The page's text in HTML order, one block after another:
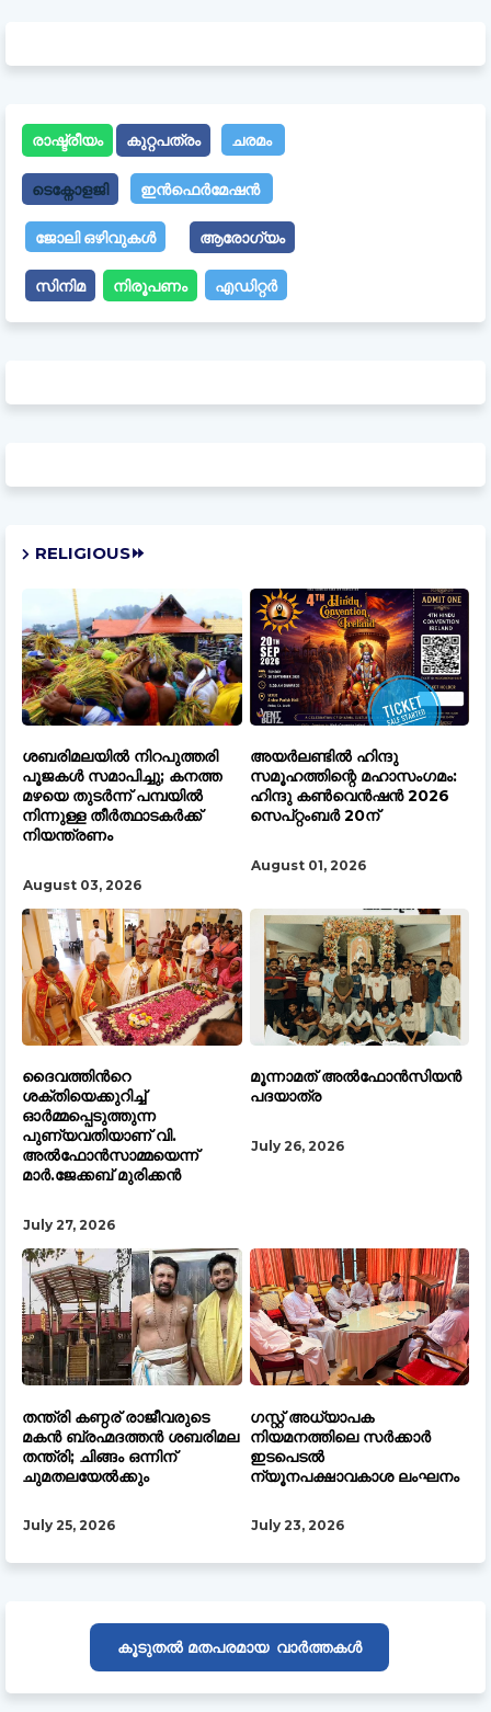
രാഷ്ട്രീയം കുറ്റപത്രം ചരമം
ടെക്നോളജി ഇൻഫെർമേഷൻ
ജോലി ഒഴിവുകൾ ആരോഗ്യം
സിനിമ നിരൂപണം എഡിറ്റർ
RELIGIOUS⏩
ശബരിമലയിൽ നിറപുത്തരി
പൂജകൾ സമാപിച്ചു; കനത്ത
മഴയെ തുടർന്ന് പമ്പയിൽ
നിന്നുള്ള തീർത്ഥാടകർക്ക്
നിയന്ത്രണം
August 03, 2026
അയർലണ്ടിൽ ഹിന്ദു
സമൂഹത്തിന്റെ മഹാസംഗമം:
ഹിന്ദു കൺവെൻഷൻ 2026
സെപ്റ്റംബർ 20ന്
August 01, 2026
ദൈവത്തിൻറെ
ശക്തിയെക്കുറിച്ച്
ഓർമ്മപ്പെടുത്തുന്ന
പുണ്യവതിയാണ് വി.
അൽഫോൻസാമ്മയെന്ന്
മാർ.ജേക്കബ് മുരിക്കൻ
July 27, 2026
മൂന്നാമത് അൽഫോൻസിയൻ
പദയാത്ര
July 26, 2026
തന്ത്രി കണ്ഠര് രാജീവരുടെ
മകൻ ബ്രഹ്മദത്തൻ ശബരിമല
തന്ത്രി; ചിങ്ങം ഒന്നിന്
ചുമതലയേൽക്കും
July 25, 2026
ഗസ്റ്റ് അധ്യാപക
നിയമനത്തിലെ സർക്കാർ
ഇടപെടൽ
ന്യൂനപക്ഷാവകാശ ലംഘനം
July 23, 2026
കൂടുതൽ മതപരമായ വാർത്തകൾ